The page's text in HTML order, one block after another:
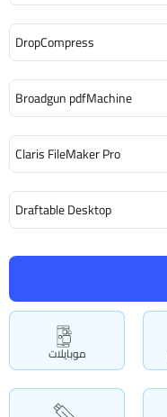
موبايلات
DropCompress
Broadgun pdfMachine
Claris FileMaker Pro
Draftable Desktop